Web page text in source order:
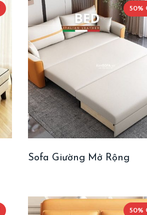
50%
Sofa Giường Mở Rộng
50%